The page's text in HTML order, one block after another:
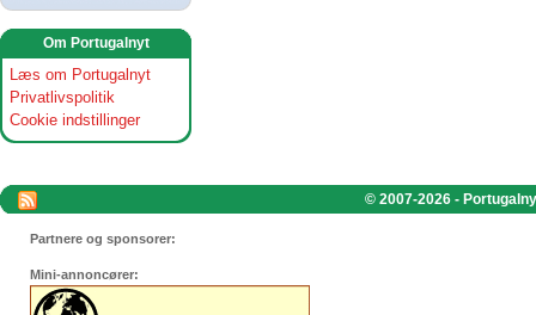
Om Portugalnyt
Læs om Portugalnyt
Privatlivspolitik
Cookie indstillinger
© 2007-2026 -
Partnere og sponsorer:
Mini-annoncører: